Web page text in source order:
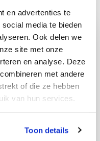
en advertenties te
media te bieden
Ook delen we
site met onze
en analyse. Deze
met andere
of die ze hebben
van hun services.
Toon details